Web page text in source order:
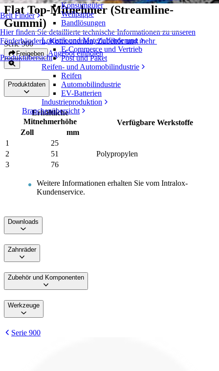
Belt Finder
Hier finden Sie detaillierte technische Informationen zu unseren
Förderbändern, Komponenten, Zubehör und mehr
Produktübersicht
Konsumgüter
Wellpappe
Bandlösungen
Logistik und Materialförderung
E-Commerce und Vertrieb
Post und Paket
Reifen- und Automobilindustrie
Reifen
Automobilindustrie
EV-Batterien
Industrieproduktion
Branchenübersicht
Flat Top-Mitnehmer (Streamline-
Gummi)
Serie 900
Freigeben Angebot einholen
Produktdaten
Erhältliche
Mitnehmerhöhe
Verfügbare Werkstoffe
Zoll
mm
1
25
Polypropylen
2
51
3
76
Weitere Informationen erhalten Sie vom Intralox-
Kundenservice.
Downloads
Zahnräder
Zubehör und Komponenten
Werkzeuge
Serie 900